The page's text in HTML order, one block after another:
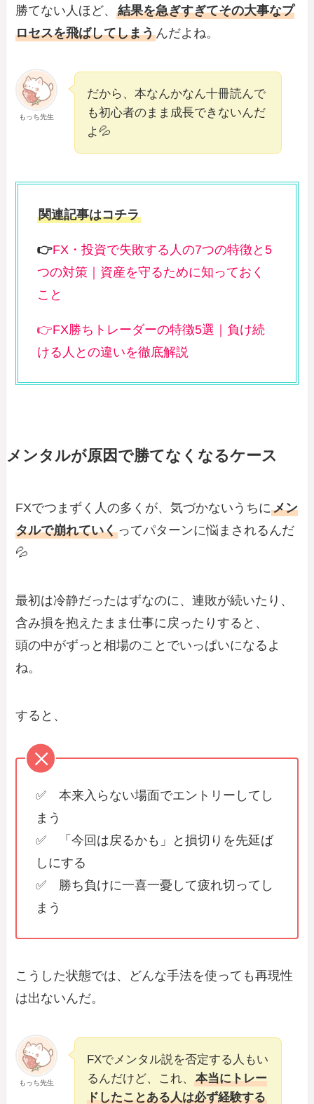
勝てない人ほど、結果を急ぎすぎてその大事なプ
ロセスを飛ばしてしまうんだよね。
もっち先生
だから、本なんかなん十冊読んで
も初心者のまま成長できないんだ
よ💦
関連記事はコチラ
👉FX・投資で失敗する人の7つの特徴と5
つの対策｜資産を守るために知っておく
こと
👉FX勝ちトレーダーの特徴5選｜負け続
ける人との違いを徹底解説
メンタルが原因で勝てなくなるケース
FXでつまずく人の多くが、気づかないうちにメン
タルで崩れていくってパターンに悩まされるんだ
💦
最初は冷静だったはずなのに、連敗が続いたり、
含み損を抱えたまま仕事に戻ったりすると、
頭の中がずっと相場のことでいっぱいになるよ
ね。
すると、
✅ 本来入らない場面でエントリーしてし
まう
✅ 「今回は戻るかも」と損切りを先延ば
しにする
✅ 勝ち負けに一喜一憂して疲れ切ってし
まう
こうした状態では、どんな手法を使っても再現性
は出ないんだ。
もっち先生
FXでメンタル説を否定する人もい
るんだけど、これ、本当にトレー
ドしたことある人は必ず経験する